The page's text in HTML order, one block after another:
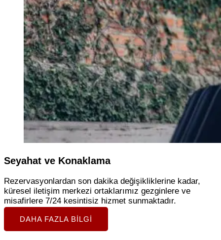
Seyahat ve Konaklama
Rezervasyonlardan son dakika değişikliklerine kadar,
küresel iletişim merkezi ortaklarımız gezginlere ve
misafirlere 7/24 kesintisiz hizmet sunmaktadır.
DAHA FAZLA BILGI